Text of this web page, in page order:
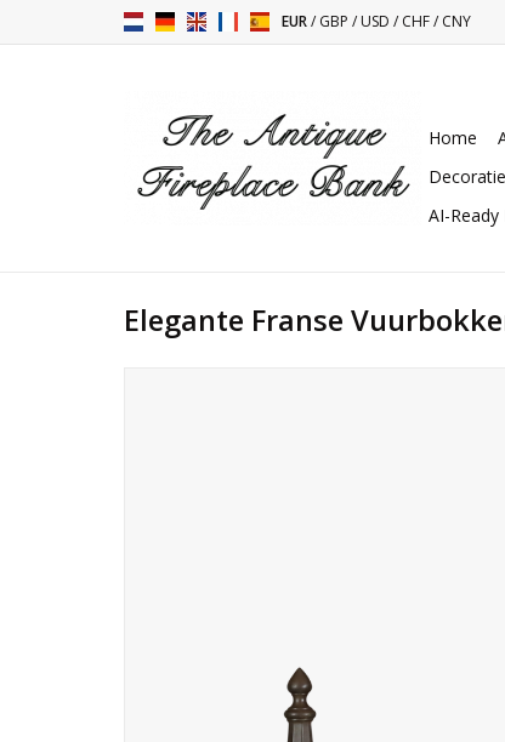
EUR/GBP /USD /CHF/CNY
Home
AI-
Elegante Franse